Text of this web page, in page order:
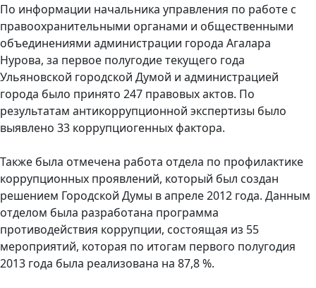
По информации начальника управления по работе с
правоохранительными органами и общественными
объединениями администрации города Агалара
Нурова, за первое полугодие текущего года
Ульяновской городской Думой и администрацией
города было принято 247 правовых актов. По
результатам антикоррупционной экспертизы было
выявлено 33 коррупциогенных фактора.
Также была отмечена работа отдела по профилактике
коррупционных проявлений, который был создан
решением Городской Думы в апреле 2012 года. Данным
отделом была разработана программа
противодействия коррупции, состоящая из 55
мероприятий, которая по итогам первого полугодия
2013 года была реализована на 87,8 %.